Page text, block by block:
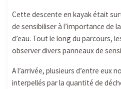
Cette descente en kayak était
de sensibiliser à l’importance de
d’eau. Tout le long du parcours,
observer divers panneaux de
A l’arrivée, plusieurs d’entre eux
interpellés par la quantité de